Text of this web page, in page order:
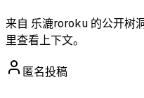
来自 乐漉roroku 的公开树
里查看上下文。
匿名投稿